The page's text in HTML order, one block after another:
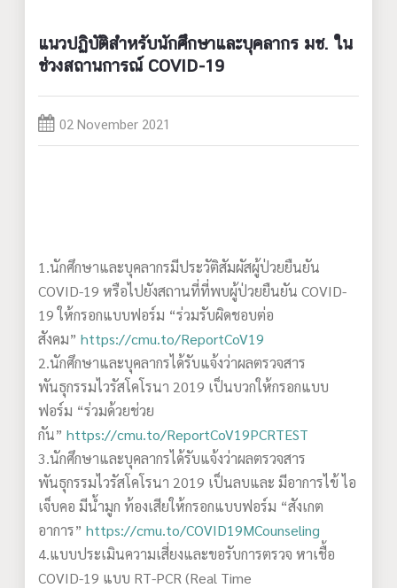
แนวปฏิบัติสำหรับนักศึกษาและบุคลากร มช. ใน
ช่วงสถานการณ์ COVID-19
02 November 2021
1.นักศึกษาและบุคลากรมีประวัติสัมผัสผู้ป่วยยืนยัน
COVID-19 หรือไปยังสถานที่ที่พบผู้ป่วยยืนยัน COVID-
19 ให้กรอกแบบฟอร์ม “ร่วมรับผิดชอบต่อ
สังคม”https://cmu.to/ReportCoV19
2.นักศึกษาและบุคลากรได้รับแจ้งว่าผลตรวจสาร
พันธุกรรมไวรัสโคโรนา 2019 เป็นบวกให้กรอกแบบ
ฟอร์ม “ร่วมด้วยช่วย
กัน”https://cmu.to/ReportCoV19PCRTEST
3.นักศึกษาและบุคลากรได้รับแจ้งว่าผลตรวจสาร
พันธุกรรมไวรัสโคโรนา 2019 เป็นลบและ มีอาการไข้ ไอ
เจ็บคอ มีน้ำมูก ท้องเสียให้กรอกแบบฟอร์ม “สังเกต
อาการ”https://cmu.to/COVID19MCounseling
4.แบบประเมินความเสี่ยงและขอรับการตรวจ หาเชื้อ
COVID-19 แบบ RT-PCR (Real Time